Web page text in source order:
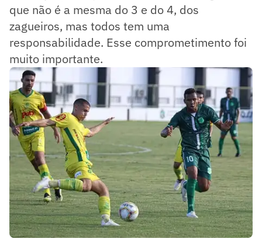
que não é a mesma do 3 e do 4, dos
zagueiros, mas todos tem uma
responsabilidade. Esse comprometimento foi
muito importante.